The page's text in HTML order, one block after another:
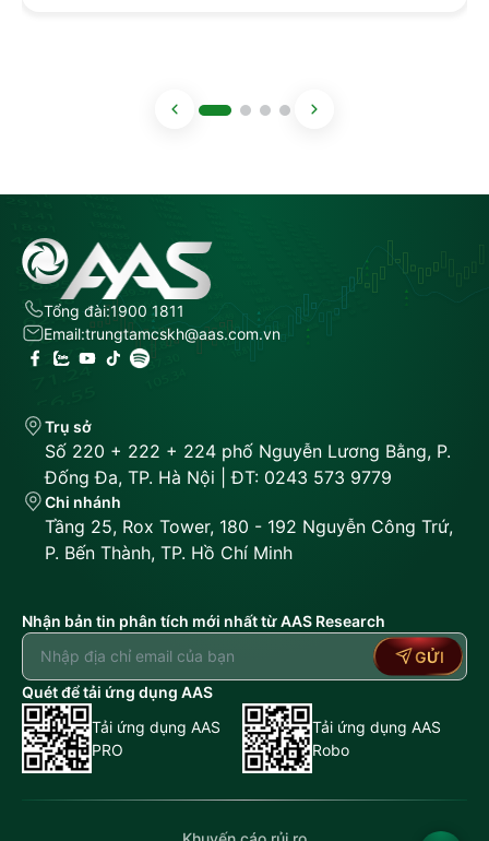
Tổng đài:1900 1811
Email:trungtamcskh@aas.com.vn
Trụ sở
Số 220 + 222 + 224 phố Nguyễn Lương Bằng, P.
Đống Đa, TP. Hà Nội | ĐT: 0243 573 9779
Chi nhánh
Tầng 25, Rox Tower, 180 - 192 Nguyễn Công Trứ,
P. Bến Thành, TP. Hồ Chí Minh
Nhận bản tin phân tích mới nhất từ AAS Research
GỬI
Quét để tải ứng dụng AAS
Tải ứng dụng AAS
PRO
Tải ứng dụng AAS
Robo